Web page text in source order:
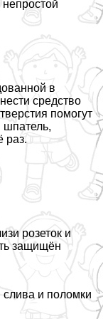
в
средство
помогут
шпатель,
раз.
розеток и
защищён
слива и поломки